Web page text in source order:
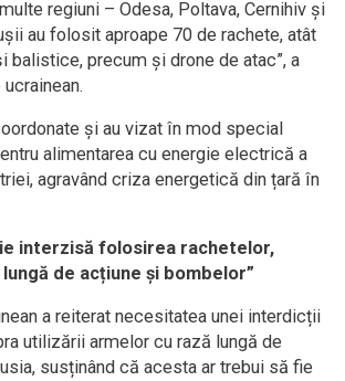
regiuni – Odesa, Poltava, Cernihiv și
au folosit aproape 70 de rachete, atât
balistice, precum și drone de atac”, a
și au vizat în mod special
alimentarea cu energie electrică a
agravând criza energetică din țară în
interzisă folosirea rachetelor,
de acțiune și bombelor”
a reiterat necesitatea unei interdicții
utilizării armelor cu rază lungă de
susținând că acesta ar trebui să fie